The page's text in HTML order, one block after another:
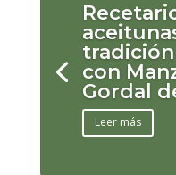
con
Gordal
Leer más